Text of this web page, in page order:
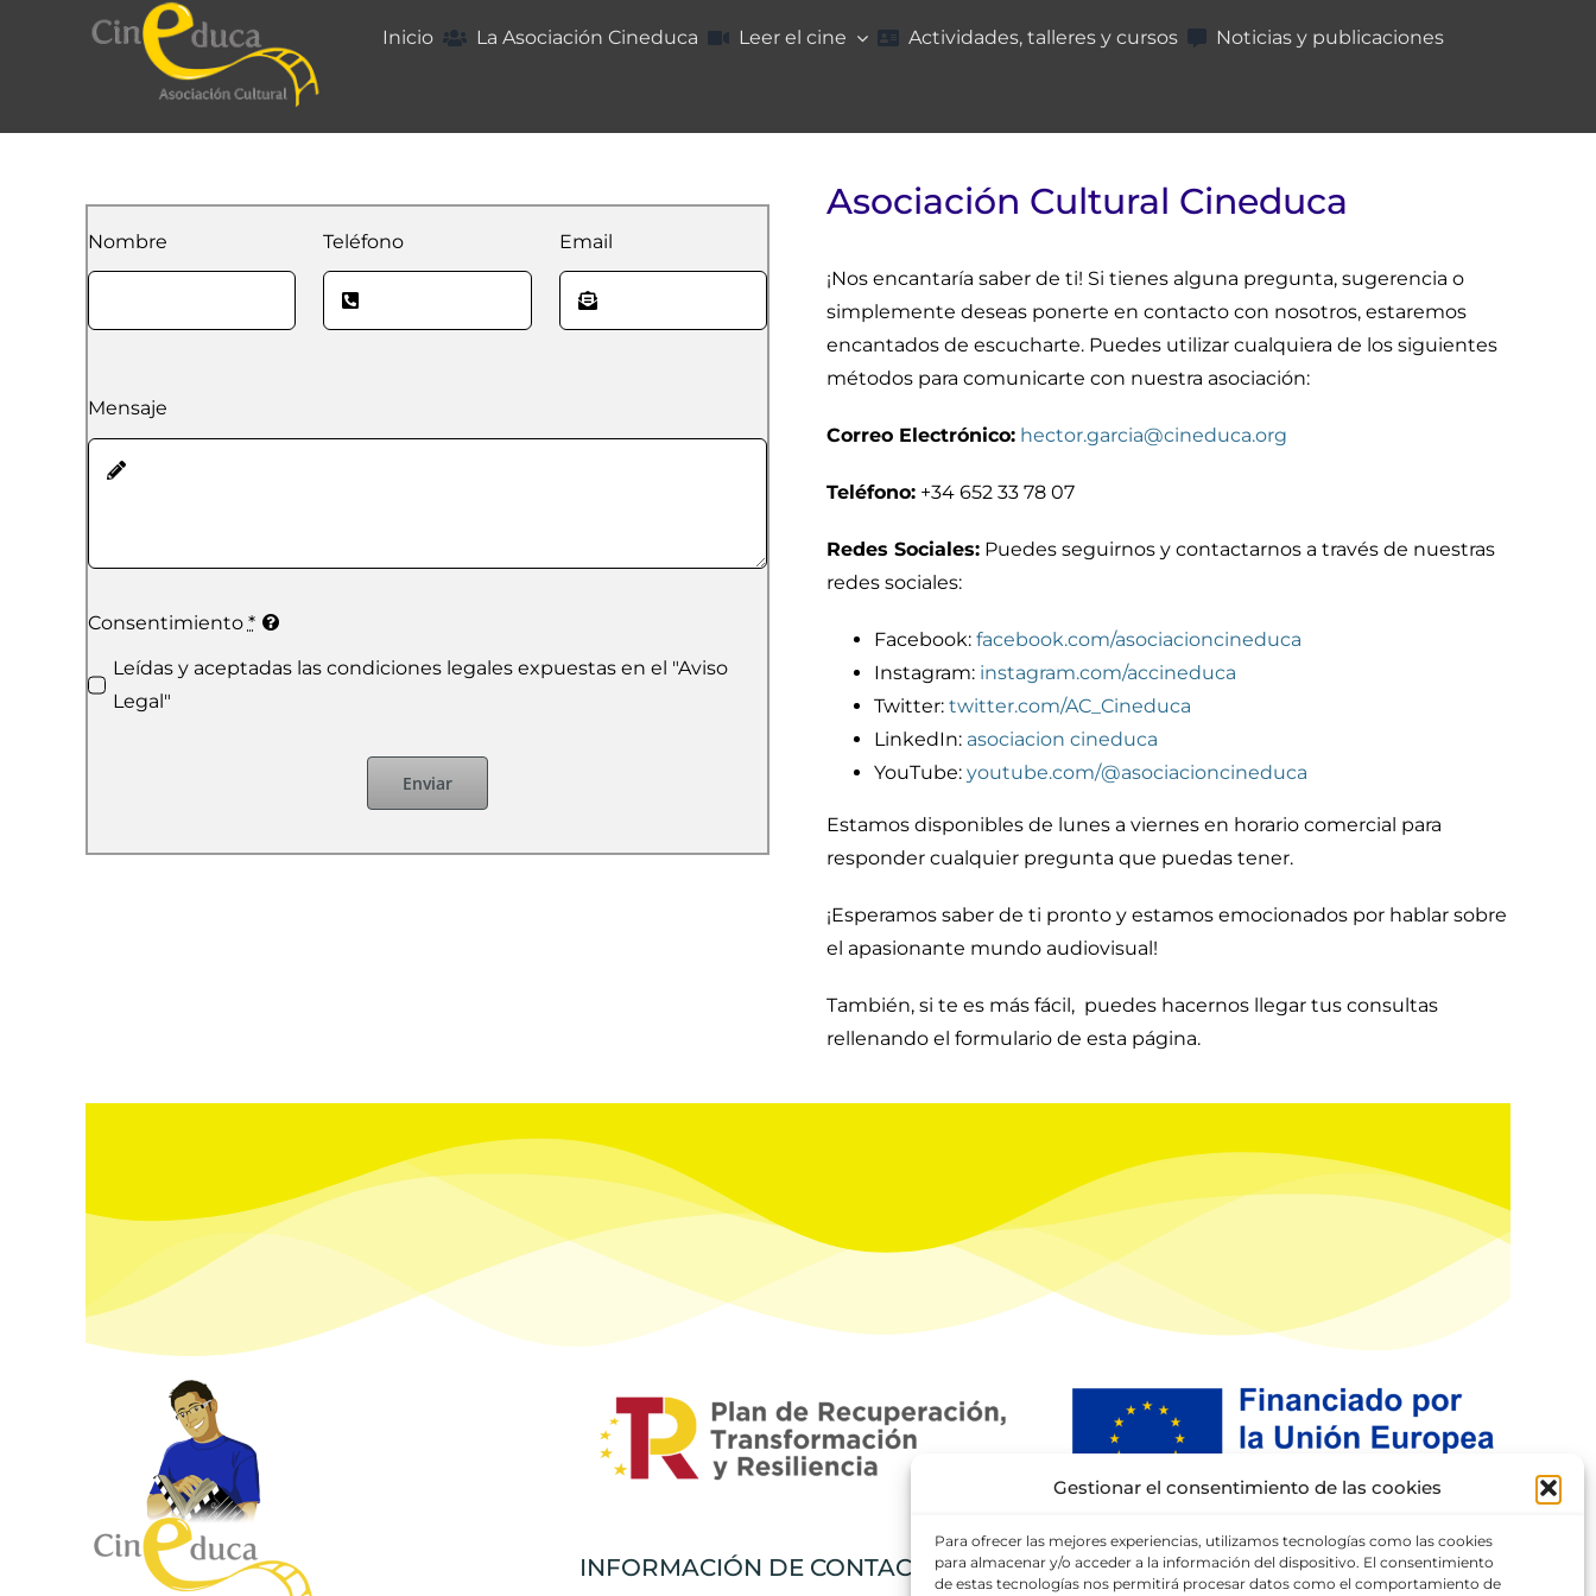
Gestionar el consentimiento de las cookies
Para ofrecer las mejores experiencias, utilizamos tecnologías como las cookies
para almacenar y/o acceder a la información del dispositivo. El consentimiento
de estas tecnologías nos permitirá procesar datos como el comportamiento de
Inicio La Asociación Cineduca Leer el cine Actividades, talleres y cursos Noticias y publicaciones
Nombre Teléfono Email
Mensaje
Consentimiento *
Leídas y aceptadas las condiciones legales expuestas en el "Aviso
Legal"
Enviar
Asociación Cultural Cineduca
¡Nos encantaría saber de ti! Si tienes alguna pregunta, sugerencia o
simplemente deseas ponerte en contacto con nosotros, estaremos
encantados de escucharte. Puedes utilizar cualquiera de los siguientes
métodos para comunicarte con nuestra asociación:
Correo Electrónico: hector.garcia@cineduca.org
Teléfono:+34 652 33 78 07
Redes Sociales:Puedes seguirnos y contactarnos a través de nuestras
redes sociales:
Facebook: facebook.com/asociacioncineduca
Instagram: instagram.com/accineduca
Twitter: twitter.com/AC_Cineduca
LinkedIn: asociacion cineduca
YouTube: youtube.com/@asociacioncineduca
Estamos disponibles de lunes a viernes en horario comercial para
responder cualquier pregunta que puedas tener.
¡Esperamos saber de ti pronto y estamos emocionados por hablar sobre
el apasionante mundo audiovisual!
También, si te es más fácil, puedes hacernos llegar tus consultas
rellenando el formulario de esta página.
INFORMACIÓN DE CONTACTO